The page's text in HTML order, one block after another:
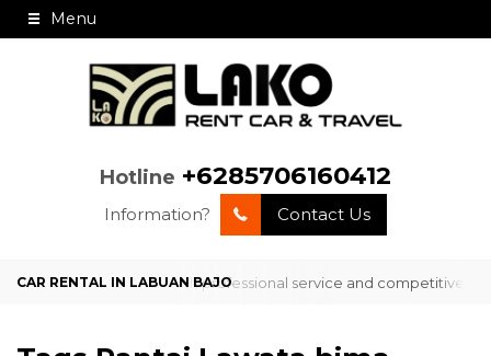
Menu
Hotline +6285706160412
Information? Contact Us
in Labuan Bajo with professional service and competitive